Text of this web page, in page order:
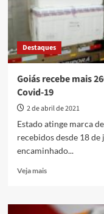
Destaques
Goiás recebe mais
Covid-19
2 de abril de 2021
Estado atinge marca
recebidos desde 18
encaminhado...
Veja maisRead
Goiás